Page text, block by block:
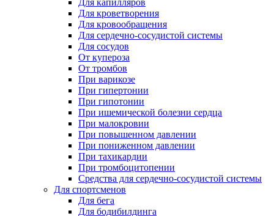
Для капилляров
Для кроветворения
Для кровообращения
Для сердечно-сосудистой системы
Для сосудов
От купероза
От тромбов
При варикозе
При гипертонии
При гипотонии
При ишемической болезни сердца
При малокровии
При повышенном давлении
При пониженном давлении
При тахикардии
При тромбоцитопении
Средства для сердечно-сосудистой системы
Для спортсменов
Для бега
Для бодибилдинга